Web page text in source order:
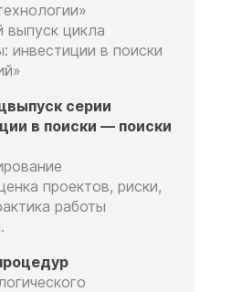
выпуск цикла
инвестиции в поиски
серии
в поиски — поиски
проектов, риски,
работы